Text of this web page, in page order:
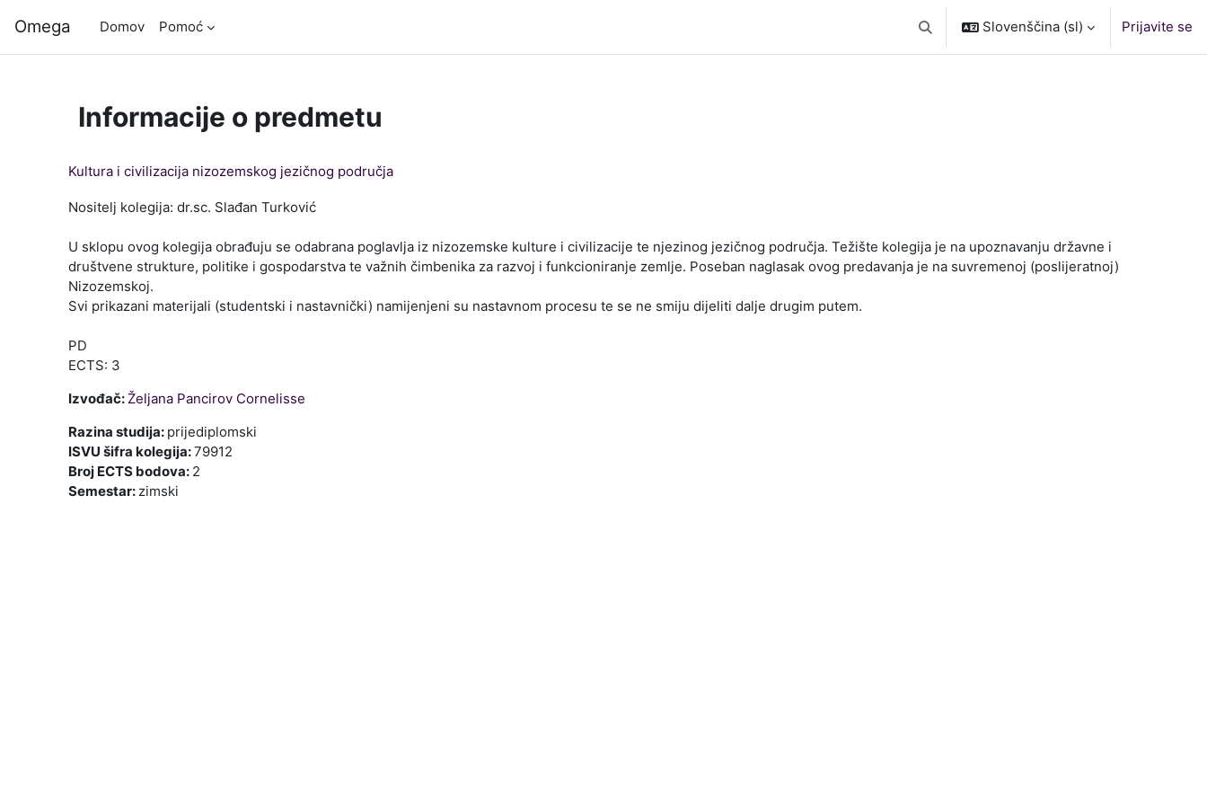
Omega Domov Pomoć Preklopi iskalni vnos
Slovenščina ‎(sl)‎ Prijavite se
Informacije o predmetu
Kultura i civilizacija nizozemskog jezičnog područja
Nositelj kolegija: dr.sc. Slađan Turković
U sklopu ovog kolegija obrađuju se odabrana poglavlja iz nizozemske kulture i civilizacije te njezinog jezičnog područja. Težište kolegija je na upoznavanju državne i
društvene strukture, politike i gospodarstva te važnih čimbenika za razvoj i funkcioniranje zemlje. Poseban naglasak ovog predavanja je na suvremenoj (poslijeratnoj)
Nizozemskoj.
Svi prikazani materijali (studentski i nastavnički) namijenjeni su nastavnom procesu te se ne smiju dijeliti dalje drugim putem.
PD
ECTS: 3
Izvođač:Željana Pancirov Cornelisse
Razina studija: prijediplomski
ISVU šifra kolegija:79912
Broj ECTS bodova: 2
Semestar: zimski